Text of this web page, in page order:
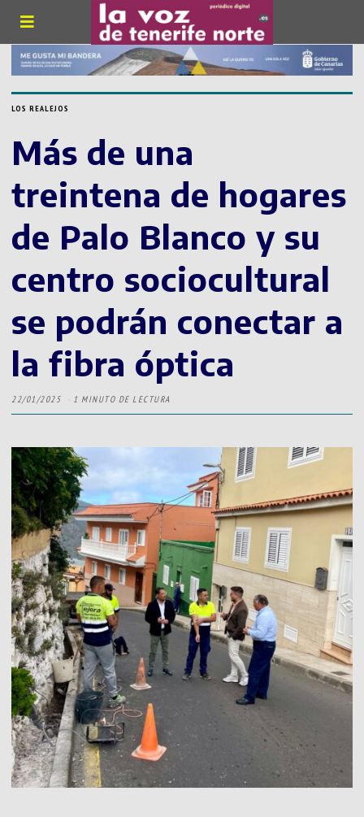
LOS REALEJOS
Más de una
treintena de hogares
de Palo Blanco y su
centro sociocultural
se podrán conectar a
la fibra óptica
22/01/2025 1 MINUTO DE LECTURA